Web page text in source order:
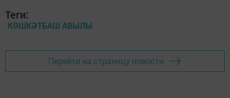
Теги:
КӨШКӘТБАШ АВЫЛЫ
Перейти на страницу новости